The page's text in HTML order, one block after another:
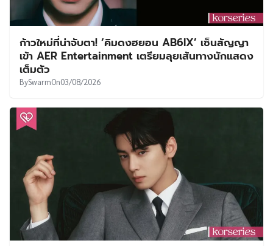
ก้าวใหม่ที่น่าจับตา! ‘คิมดงฮยอน AB6IX’ เซ็นสัญญา
เข้า AER Entertainment เตรียมลุยเส้นทางนักแสดง
เต็มตัว
BySwarmOn03/08/2026